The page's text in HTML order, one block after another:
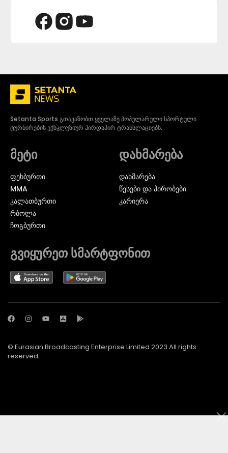
Setanta Sports გთავაზობთ ყველაზე პოპულარული სპორტული
ტურნირების ექსკლუზიურ პირდაპირ ტრანსლაციებს.
მეტი
ᲤᲔᲮᲑᲣᲠᲗᲘ
MMA
ᲙᲐᲚᲐᲗᲑᲣᲠᲗᲘ
ᲠᲑᲝᲚᲐ
ᲩᲝᲒᲑᲣᲠᲗᲘ
დახმარება
დახმარება
წესები და პირობები
კარიერა
გვიყურეთ სმარტფონით
© Eurasian Broadcasting Enterprise Limited 2023 All rights
reserved